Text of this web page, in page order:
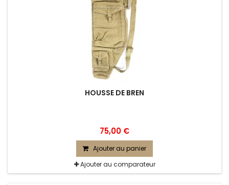
HOUSSE DE BREN
75,00 €
Ajouter au panier
Ajouter au comparateur